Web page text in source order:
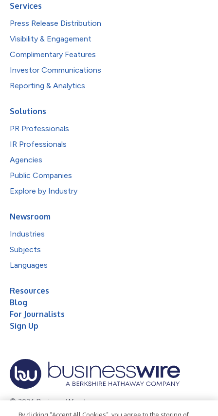
Services
Press Release Distribution
Visibility & Engagement
Complimentary Features
Investor Communications
Reporting & Analytics
Solutions
PR Professionals
IR Professionals
Agencies
Public Companies
Explore by Industry
Newsroom
Industries
Subjects
Languages
Resources
Blog
For Journalists
Sign Up
© 2026 Business Wire, Inc.